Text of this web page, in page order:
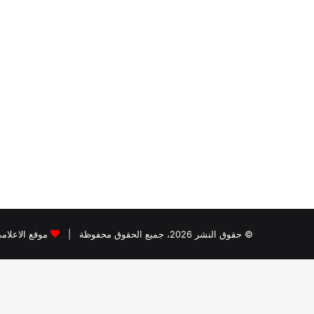
© حقوق النشر 2026، جميع الحقوق محفوظة | موقع